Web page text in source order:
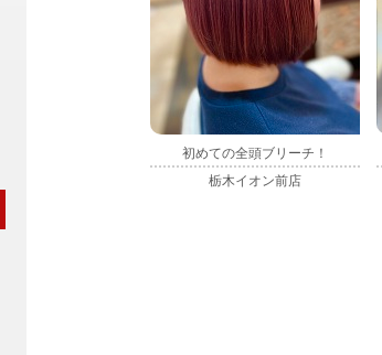
初めての全頭ブリーチ！
栃木イオン前店